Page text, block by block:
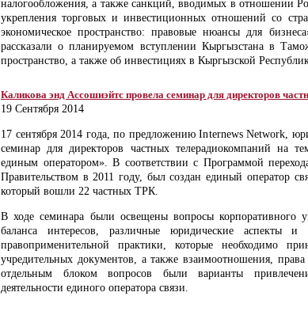
налогообложения, а также санкций, вводимых в отношении
укрепления торговых и инвестиционных отношений со
экономическое пространство: правовые нюансы для
рассказали о планируемом вступлении Кыргызстана в
пространство, а также об инвестициях в Кыргызской
Каликова энд Ассошиэйтс провела семинар для директоров
19 Сентября 2014
17 сентября 2014 года, по предложению Internews Network,
семинар для директоров частных телерадиокомпаний на
единым оператором». В соответствии с Программой
Правительством в 2011 году, был создан единый оператор
который вошли 22 частных ТРК.
В ходе семинара были освещены вопросы корпоративного
баланса интересов, различные юридические аспекты
правоприменительной практики, которые необходимо
учредительных документов, а также взаимоотношения,
отдельным блоком вопросов были варианты
деятельности единого оператора связи.